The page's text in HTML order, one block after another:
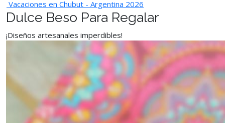
Vacaciones en Chubut - Argentina 2026
Dulce Beso Para Regalar
¡Diseños artesanales imperdibles!